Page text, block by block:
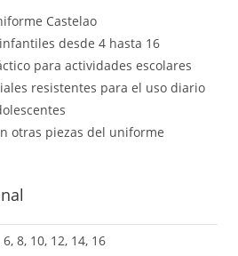
Castelao
desde 4 hasta 16
para actividades escolares
resistentes para el uso diario
otras piezas del uniforme
6, 8, 10, 12, 14, 16